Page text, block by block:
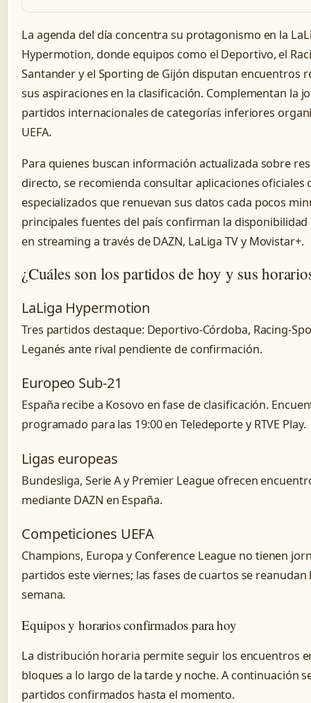
La agenda del día concentra su protagonismo en la
Hypermotion, donde equipos como el Deportivo, el
Santander y el Sporting de Gijón disputan encuentros
sus aspiraciones en la clasificación. Complementan la
partidos internacionales de categorías inferiores
UEFA.
Para quienes buscan información actualizada sobre
directo, se recomienda consultar aplicaciones oficiales
especializados que renuevan sus datos cada pocos
principales fuentes del país confirman la
en streaming a través de DAZN, LaLiga TV y Movistar+.
¿Cuáles son los partidos de hoy y sus
LaLiga Hypermotion
Tres partidos destaque: Deportivo-Córdoba, Racing-
Leganés ante rival pendiente de confirmación.
Europeo Sub-21
España recibe a Kosovo en fase de clasificación.
programado para las 19:00 en Teledeporte y RTVE Play.
Ligas europeas
Bundesliga, Serie A y Premier League ofrecen
mediante DAZN en España.
Competiciones UEFA
Champions, Europa y Conference League no tienen
partidos este viernes; las fases de cuartos se
semana.
Equipos y horarios confirmados para hoy
La distribución horaria permite seguir los encuentros
bloques a lo largo de la tarde y noche. A continuación
partidos confirmados hasta el momento.